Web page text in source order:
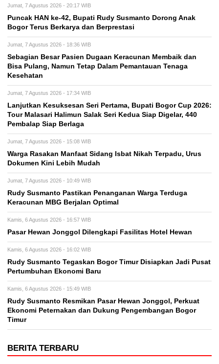
Jumat, 7 Agustus 2026 - 20:17 WIB
Puncak HAN ke-42, Bupati Rudy Susmanto Dorong Anak
Bogor Terus Berkarya dan Berprestasi
Jumat, 7 Agustus 2026 - 18:36 WIB
Sebagian Besar Pasien Dugaan Keracunan Membaik dan
Bisa Pulang, Namun Tetap Dalam Pemantauan Tenaga
Kesehatan
Jumat, 7 Agustus 2026 - 17:34 WIB
Lanjutkan Kesuksesan Seri Pertama, Bupati Bogor Cup 2026:
Tour Malasari Halimun Salak Seri Kedua Siap Digelar, 440
Pembalap Siap Berlaga
Jumat, 7 Agustus 2026 - 15:08 WIB
Warga Rasakan Manfaat Sidang Isbat Nikah Terpadu, Urus
Dokumen Kini Lebih Mudah
Jumat, 7 Agustus 2026 - 10:49 WIB
Rudy Susmanto Pastikan Penanganan Warga Terduga
Keracunan MBG Berjalan Optimal
Kamis, 6 Agustus 2026 - 16:57 WIB
Pasar Hewan Jonggol Dilengkapi Fasilitas Hotel Hewan
Kamis, 6 Agustus 2026 - 16:02 WIB
Rudy Susmanto Tegaskan Bogor Timur Disiapkan Jadi Pusat
Pertumbuhan Ekonomi Baru
Kamis, 6 Agustus 2026 - 15:49 WIB
Rudy Susmanto Resmikan Pasar Hewan Jonggol, Perkuat
Ekonomi Peternakan dan Dukung Pengembangan Bogor
Timur
BERITA TERBARU